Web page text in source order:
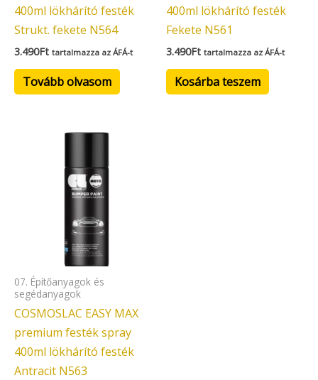
400ml lökhárító festék
Strukt. fekete N564
3.490Ft tartalmazza az ÁFÁ-t
Tovább olvasom
400ml lökhárító festék
Fekete N561
3.490Ft tartalmazza az ÁFÁ-t
Kosárba teszem
07. Építőanyagok és
segédanyagok
COSMOSLAC EASY MAX
premium festék spray
400ml lökhárító festék
Antracit N563